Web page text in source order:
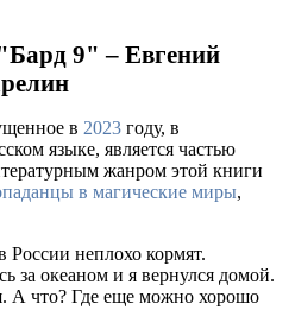
9" – Евгений
в 2023 году, в
языке, является частью
жанром этой книги
в магические миры,
неплохо кормят.
за океаном и я вернулся домой.
А что? Где еще можно хорошо